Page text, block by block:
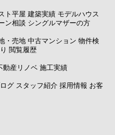
ト平屋 建築実績 モデルハウス
ン相談 シングルマザーの方
・売地 中古マンション 物件検
閲覧履歴
動産リノベ 施工実績
グ スタッフ紹介 採用情報 お客